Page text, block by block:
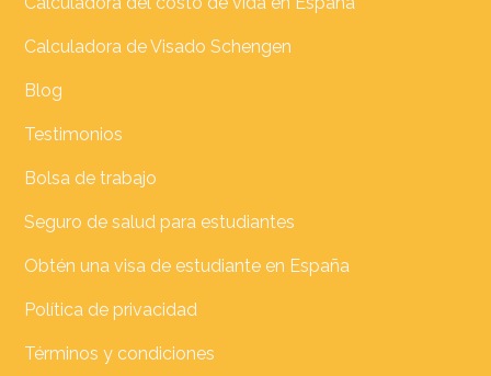
Calculadora de Visado Schengen
Blog
Testimonios
Bolsa de trabajo
Seguro de salud para estudiantes
Obtén una visa de estudiante en España
Política de privacidad
Términos y condiciones